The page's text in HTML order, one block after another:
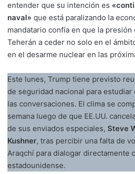
entender que su intención es
naval» que está paralizando la
mandatario confía en que la
Teherán a ceder no solo en el
en el desarme nuclear en las
Este lunes, Trump tiene previsto
de seguridad nacional para estudiar
las conversaciones. El clima se
semana luego de que EE.UU.
de sus enviados especiales, Steve
Kushner, tras percibir una falta de
Araqchí para dialogar directamente
estadounidense.